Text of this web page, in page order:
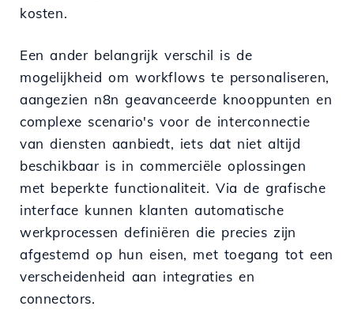
kosten.
Een ander belangrijk verschil is de
mogelijkheid om workflows te personaliseren,
aangezien n8n geavanceerde knooppunten en
complexe scenario's voor de interconnectie
van diensten aanbiedt, iets dat niet altijd
beschikbaar is in commerciële oplossingen
met beperkte functionaliteit. Via de grafische
interface kunnen klanten automatische
werkprocessen definiëren die precies zijn
afgestemd op hun eisen, met toegang tot een
verscheidenheid aan integraties en
connectors.